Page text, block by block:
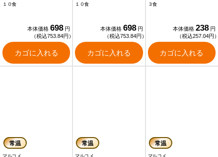
１０食
本体価格 698 円
（税込753.84円）
カゴに入れる
１０食
本体価格 698 円
（税込753.84円）
カゴに入れる
３食
本体価格 238 円
（税込257.04円
カゴに入れる
常温 常温 常温